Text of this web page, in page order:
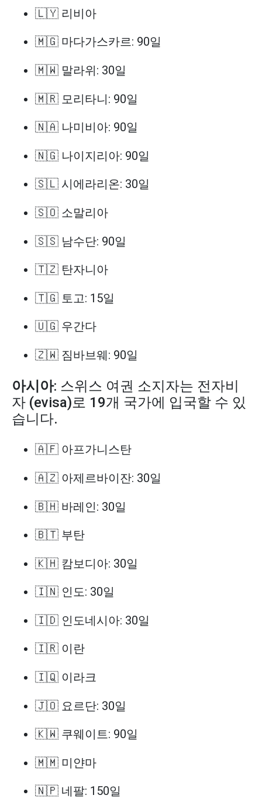
🇱🇾 리비아
🇲🇬 마다가스카르: 90일
🇲🇼 말라위: 30일
🇲🇷 모리타니: 90일
🇳🇦 나미비아: 90일
🇳🇬 나이지리아: 90일
🇸🇱 시에라리온: 30일
🇸🇴 소말리아
🇸🇸 남수단: 90일
🇹🇿 탄자니아
🇹🇬 토고: 15일
🇺🇬 우간다
🇿🇼 짐바브웨: 90일
아시아: 스위스 여권 소지자는 전자비
자 (evisa)로 19개 국가에 입국할 수 있
습니다.
🇦🇫 아프가니스탄
🇦🇿 아제르바이잔: 30일
🇧🇭 바레인: 30일
🇧🇹 부탄
🇰🇭 캄보디아: 30일
🇮🇳 인도: 30일
🇮🇩 인도네시아: 30일
🇮🇷 이란
🇮🇶 이라크
🇯🇴 요르단: 30일
🇰🇼 쿠웨이트: 90일
🇲🇲 미얀마
🇳🇵 네팔: 150일